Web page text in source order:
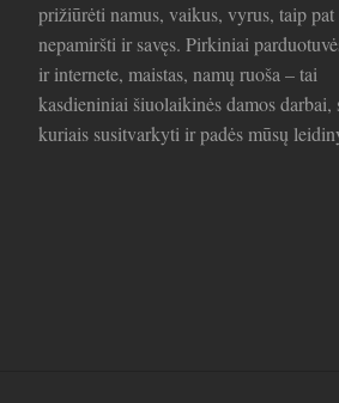
prižiūrėti namus, vaikus, vyrus, taip pat
nepamiršti ir savęs. Pirkiniai
ir internete, maistas, namų ruoša – tai
kasdieniniai šiuolaikinės damos darbai,
kuriais susitvarkyti ir padės mūsų